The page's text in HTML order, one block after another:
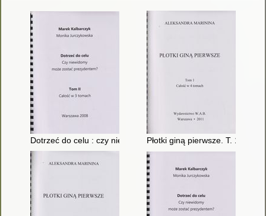
Dotrzeć do celu : czy niewidomy może zostać prezydentem?.
Płotki giną pierwsze. T. 1